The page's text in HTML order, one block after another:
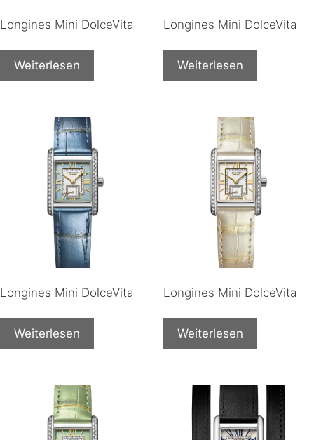
Longines Mini DolceVita
Weiterlesen
Longines Mini DolceVita
Weiterlesen
Longines Mini DolceVita
Weiterlesen
Longines Mini DolceVita
Weiterlesen